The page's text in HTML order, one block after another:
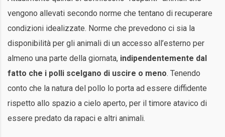
vengono allevati secondo norme che tentano di recuperare
condizioni idealizzate. Norme che prevedono ci sia la
disponibilità per gli animali di un accesso all’esterno per
almeno una parte della giornata, indipendentemente dal
fatto che i polli scelgano di uscire o meno. Tenendo
conto che la natura del pollo lo porta ad essere diffidente
rispetto allo spazio a cielo aperto, per il timore atavico di
essere predato da rapaci e altri animali.